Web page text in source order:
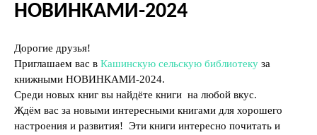
НОВИНКАМИ-2024
Дорогие друзья!
Приглашаем вас в Кашинскую сельскую библиотеку за
книжными НОВИНКАМИ-2024.
Среди новых книг вы найдёте книги на любой вкус.
Ждём вас за новыми интересными книгами для хорошего
настроения и развития! Эти книги интересно почитать и